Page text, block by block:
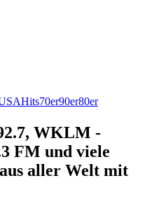
Hits70er90er80er
WKLM -
FM und viele
aller Welt mit